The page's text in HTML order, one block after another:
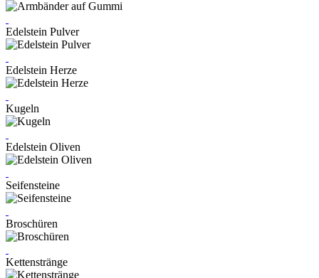
Edelstein Pulver
Edelstein Herze
Kugeln
Edelstein Oliven
Seifensteine
Broschüren
Kettenstränge